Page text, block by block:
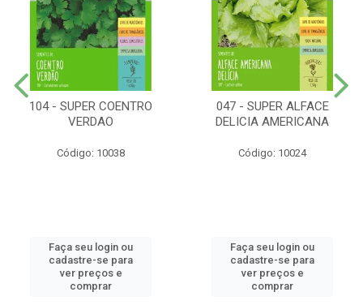
104 - SUPER COENTRO
VERDAO
Código: 10038
Faça seu login ou
cadastre-se para
ver preços e
comprar
047 - SUPER ALFACE
DELICIA AMERICANA
Código: 10024
Faça seu login ou
cadastre-se para
ver preços e
comprar